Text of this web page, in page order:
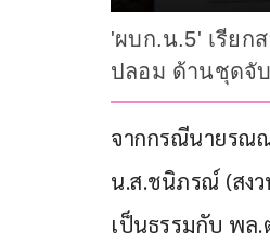
'ผบก.น.5' เรียก
ปลอม ด้านชุดจั
จากกรณีนายรณ
น.ส.ชนิภรณ์ (สง
เป็นธรรมกับ พล